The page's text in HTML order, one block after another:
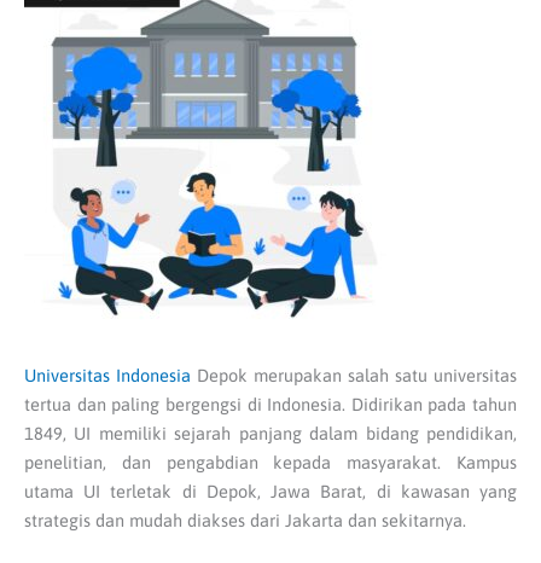
Universitas Indonesia Depok merupakan salah satu universitas
tertua dan paling bergengsi di Indonesia. Didirikan pada tahun
1849, UI memiliki sejarah panjang dalam bidang pendidikan,
penelitian, dan pengabdian kepada masyarakat. Kampus
utama UI terletak di Depok, Jawa Barat, di kawasan yang
strategis dan mudah diakses dari Jakarta dan sekitarnya.